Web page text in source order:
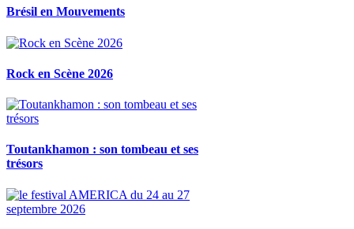
Brésil en Mouvements
Rock en Scène 2026
Toutankhamon : son tombeau et ses
trésors